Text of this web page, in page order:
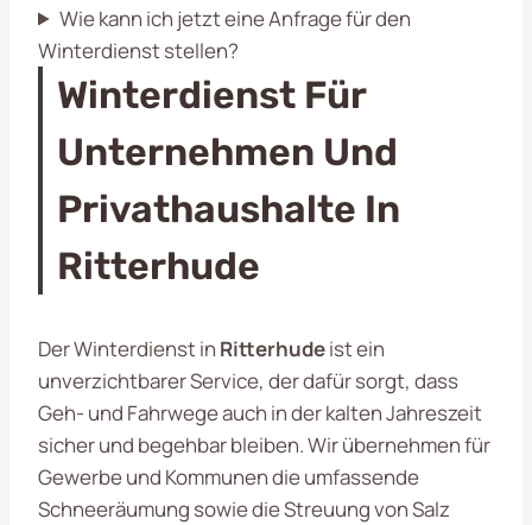
Wie kann ich jetzt eine Anfrage für den
Winterdienst stellen?
Winterdienst Für
Unternehmen Und
Privathaushalte In
Ritterhude
Der Winterdienst in Ritterhudeist ein
unverzichtbarer Service, der dafür sorgt, dass
Geh- und Fahrwege auch in der kalten Jahreszeit
sicher und begehbar bleiben. Wir übernehmen für
Gewerbe und Kommunen die umfassende
Schneeräumung sowie die Streuung von Salz